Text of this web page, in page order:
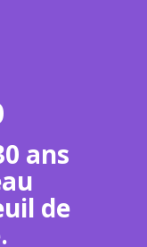
ans
de